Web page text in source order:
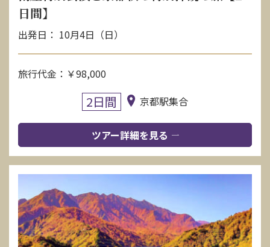
日間】
出発日： 10月4日（日）
旅行代金：￥98,000
2日間 京都駅集合
ツアー詳細を見る